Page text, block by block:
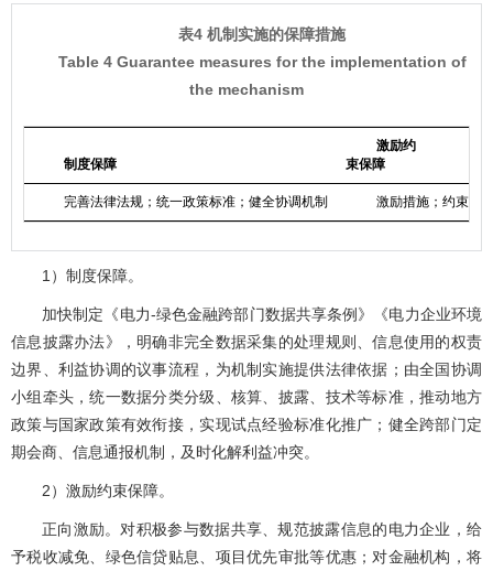
表4 机制实施的保障措施
Table 4 Guarantee measures for the implementation of
the mechanism
制度保障
激励约
束保障
完善法律法规；统一政策标准；健全协调机制 激励措施；约束措
1）制度保障。
加快制定《电力-绿色金融跨部门数据共享条例》《电力企业环境
信息披露办法》，明确非完全数据采集的处理规则、信息使用的权责
边界、利益协调的议事流程，为机制实施提供法律依据；由全国协调
小组牵头，统一数据分类分级、核算、披露、技术等标准，推动地方
政策与国家政策有效衔接，实现试点经验标准化推广；健全跨部门定
期会商、信息通报机制，及时化解利益冲突。
2）激励约束保障。
正向激励。对积极参与数据共享、规范披露信息的电力企业，给
予税收减免、绿色信贷贴息、项目优先审批等优惠；对金融机构，将